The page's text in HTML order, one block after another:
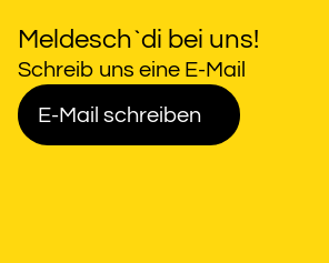
Meldesch`di bei uns!
Schreib uns eine E-Mail
E-Mail schreiben